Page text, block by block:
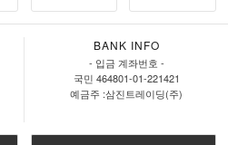
BANK INFO
- 입금 계좌번호 -
국민 464801-01-221421
예금주 :삼진트레이딩(주)